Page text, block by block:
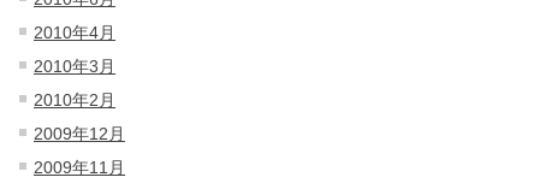
2010年4月
2010年3月
2010年2月
2009年12月
2009年11月